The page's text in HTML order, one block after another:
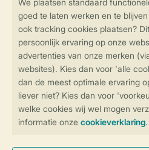
Controle over
Veilig en snel online boeken
Veilige gegevensoverdracht
Veilige betaling